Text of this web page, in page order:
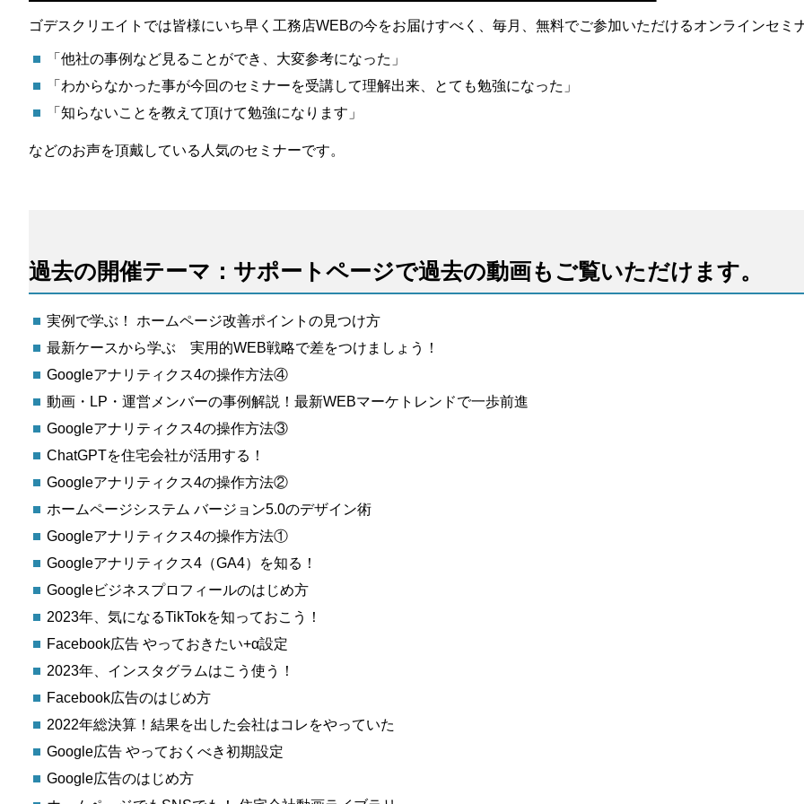
ゴデスクリエイトでは皆様にいち早く工務店WEBの今をお届けすべく、毎月、無料でご参加いただけるオンラインセミ
「他社の事例など見ることができ、大変参考になった」
「わからなかった事が今回のセミナーを受講して理解出来、とても勉強になった」
「知らないことを教えて頂けて勉強になります」
などのお声を頂戴している人気のセミナーです。
過去の開催テーマ：サポートページで過去の動画もご覧いただけます。
実例で学ぶ！ ホームページ改善ポイントの見つけ方
最新ケースから学ぶ 実用的WEB戦略で差をつけましょう！
Googleアナリティクス4の操作方法④
動画・LP・運営メンバーの事例解説！最新WEBマーケトレンドで一歩前進
Googleアナリティクス4の操作方法③
ChatGPTを住宅会社が活用する！
Googleアナリティクス4の操作方法②
ホームページシステム バージョン5.0のデザイン術
Googleアナリティクス4の操作方法①
Googleアナリティクス4（GA4）を知る！
Googleビジネスプロフィールのはじめ方
2023年、気になるTikTokを知っておこう！
Facebook広告 やっておきたい+α設定
2023年、インスタグラムはこう使う！
Facebook広告のはじめ方
2022年総決算！結果を出した会社はコレをやっていた
Google広告 やっておくべき初期設定
Google広告のはじめ方